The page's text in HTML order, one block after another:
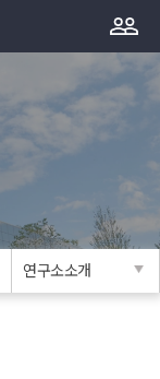
연구소소개